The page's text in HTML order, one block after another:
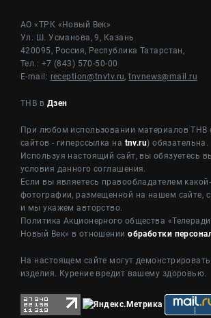
АО «ТРК «Новый Век»
Ул. Ш. Усманова, 9, Казань
420095, Россия, Республика Татарстан,
Тел.: +7 (843) 570-50-00
E-mail: reception@tnvtv.ru,tnvnews@mail.ru
ТНВ в Дзен
При любом использовании материалов ТНВ
сайтов - гиперссылка на tnv.ru) обязательна.
Используя настоящий сайт, вы обязуетесь
условия данного соглашения.
Если вы являетесь правообладателем
фотографии, размещенной на нашем сайте,
и мы укажем авторство.
Политика Акционерного общества
Новый Век» в отношенииобработки
На настоящем сайте могут
изделия. Курение вредит вашему здоровью.